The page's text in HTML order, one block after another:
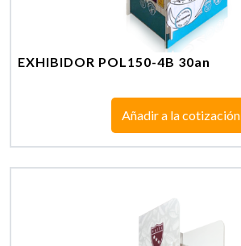
EXHIBIDOR POL150-4B 30an
Añadir a la cotización